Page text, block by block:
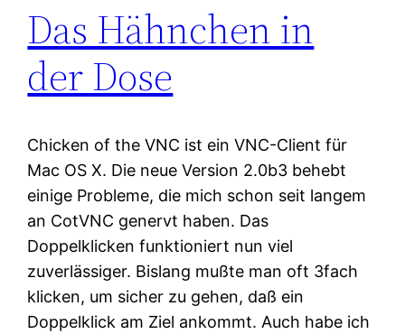
Das Hähnchen in
der Dose
Chicken of the VNC ist ein VNC-Client für
Mac OS X. Die neue Version 2.0b3 behebt
einige Probleme, die mich schon seit langem
an CotVNC genervt haben. Das
Doppelklicken funktioniert nun viel
zuverlässiger. Bislang mußte man oft 3fach
klicken, um sicher zu gehen, daß ein
Doppelklick am Ziel ankommt. Auch habe ich